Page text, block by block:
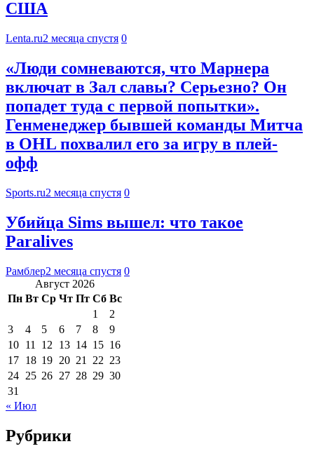
США
Lenta.ru2 месяца спустя 0
«Люди сомневаются, что Марнера
включат в Зал славы? Серьезно? Он
попадет туда с первой попытки».
Генменеджер бывшей команды Митча
в OHL похвалил его за игру в плей-
офф
Sports.ru2 месяца спустя 0
Убийца Sims вышел: что такое
Paralives
Рамблер2 месяца спустя 0
Август 2026
Пн Вт Ср Чт Пт Сб Вс
1
2
3
4 5 6 7 8
9
10 11 12 13 14 15 16
17 18 19 20 21 22 23
24 25 26 27 28 29 30
31
« Июл
Рубрики